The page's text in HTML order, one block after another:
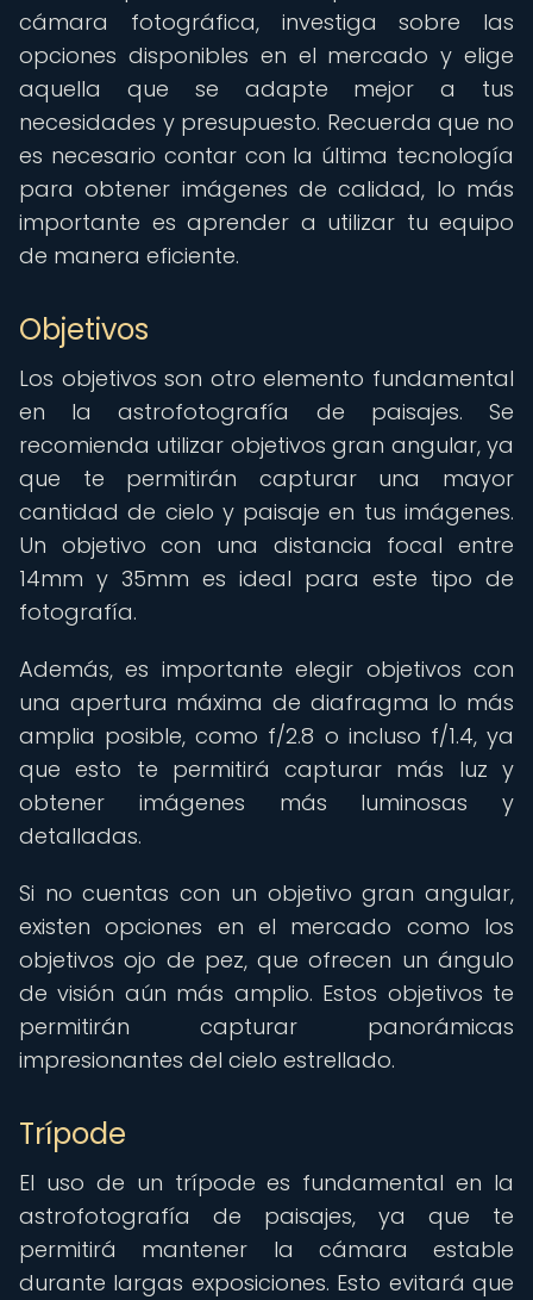
cámara fotográfica, investiga sobre las
opciones disponibles en el mercado y elige
aquella que se adapte mejor a tus
necesidades y presupuesto. Recuerda que no
es necesario contar con la última tecnología
para obtener imágenes de calidad, lo más
importante es aprender a utilizar tu equipo
de manera eficiente.
Objetivos
Los objetivos son otro elemento fundamental
en la astrofotografía de paisajes. Se
recomienda utilizar objetivos gran angular, ya
que te permitirán capturar una mayor
cantidad de cielo y paisaje en tus imágenes.
Un objetivo con una distancia focal entre
14mm y 35mm es ideal para este tipo de
fotografía.
Además, es importante elegir objetivos con
una apertura máxima de diafragma lo más
amplia posible, como f/2.8 o incluso f/1.4, ya
que esto te permitirá capturar más luz y
obtener imágenes más luminosas y
detalladas.
Si no cuentas con un objetivo gran angular,
existen opciones en el mercado como los
objetivos ojo de pez, que ofrecen un ángulo
de visión aún más amplio. Estos objetivos te
permitirán capturar panorámicas
impresionantes del cielo estrellado.
Trípode
El uso de un trípode es fundamental en la
astrofotografía de paisajes, ya que te
permitirá mantener la cámara estable
durante largas exposiciones. Esto evitará que